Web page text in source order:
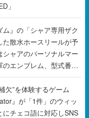
」
ム』の「シャア専用ザク
散水ホースリールが予
ャアのパーソナルマー
のエンブレム、型式番号
欠”を体験するゲーム
』が「1件」のウィッ
にチェコ語に対応しSNS